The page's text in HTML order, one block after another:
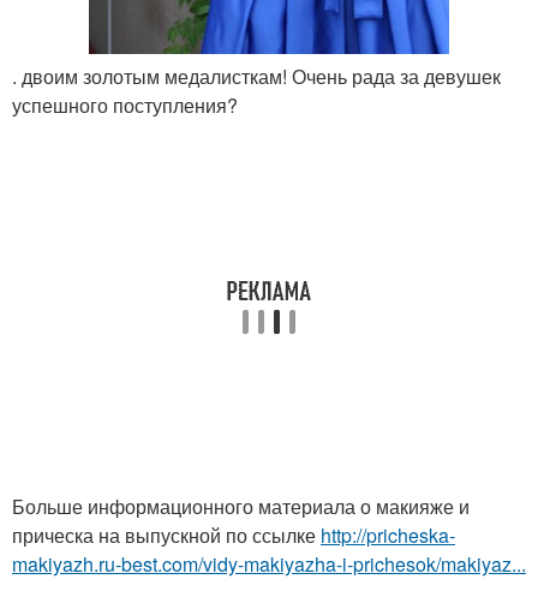
. двоим золотым медалисткам! Очень рада за девушек
успешного поступления?
Больше информационного материала о макияже и
прическа на выпускной по ссылке http://pricheska-
makiyazh.ru-best.com/vidy-makiyazha-i-prichesok/makiyaz...